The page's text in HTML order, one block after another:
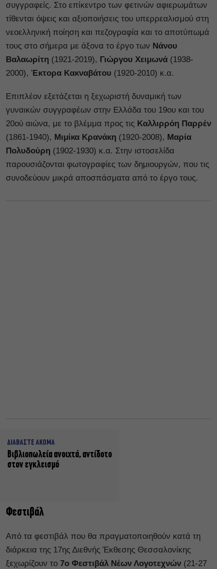
συγγραφείς. Στο επίκεντρο των φετινών αφιερωμάτων
τίθενται όψεις και αξιοποιήσεις του υπερρεαλισμού στη
νεοελληνική ποίηση και πεζογραφία και το αποτύπωμά
τους στο σήμερα με άξονα το έργο των Νάνου
Βαλαωρίτη (1921-2019), Γιώργου Χειμωνά (1938-
2000), Έκτορα Κακναβάτου (1920-2010) κ.α.
Επιπλέον εξετάζεται η ξεχωριστή δυναμική των
γυναικών συγγραφέων στην Ελλάδα του 19ου και του
20ού αιώνα, με το βλέμμα προς τις Καλλιρρόη Παρρέν
(1861-1940), Μιμίκα Κρανάκη (1920-2008), Μαρία
Πολυδούρη (1902-1930) κ.α. Στην ιστοσελίδα
παρουσιάζονται φωτογραφίες των δημιουργών, που τις
συνοδεύουν μικρά αποσπάσματα από το έργο τους.
ΔΙΑΒΑΣΤΕ ΑΚΟΜΑ
Βιβλιοπωλεία ανοιχτά, αντίδοτο
στον εγκλεισμό
Φεστιβάλ
Από τα φεστιβάλ που θα πραγματοποιηθούν κατά τη
διάρκεια της 17ης Διεθνής Έκθεσης Θεσσαλονίκης
ξεχωρίζουν το 7ο Φεστιβάλ Νέων Λογοτεχνών (21-27